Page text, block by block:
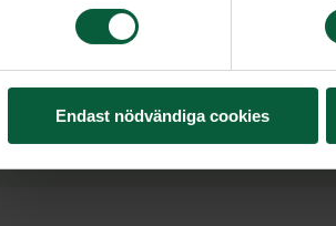
Endast nödvändiga cookies
Sedan år 2021
arbetar främst i